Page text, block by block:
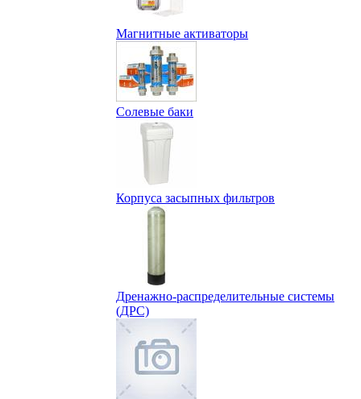
Магнитные активаторы
Солевые баки
Корпуса засыпных фильтров
Дренажно-распределительные системы
(ДРС)